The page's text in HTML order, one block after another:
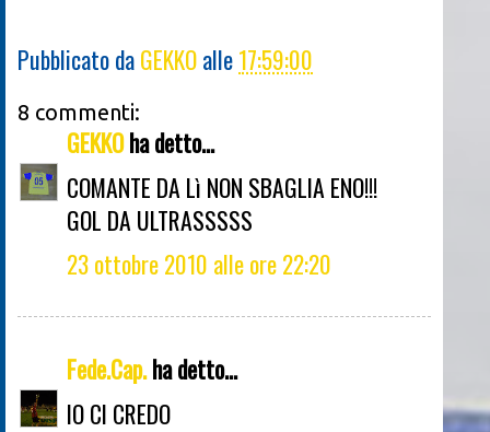
Pubblicato daGEKKOalle17:59:00
8 commenti:
GEKKOha detto...
COMANTE DA Lì NON SBAGLIA ENO!!!
GOL DA ULTRASSSSS
23 ottobre 2010 alle ore 22:20
Fede.Cap.ha detto...
IO CI CREDO